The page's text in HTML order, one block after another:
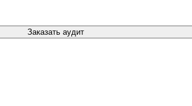
Заказать аудит